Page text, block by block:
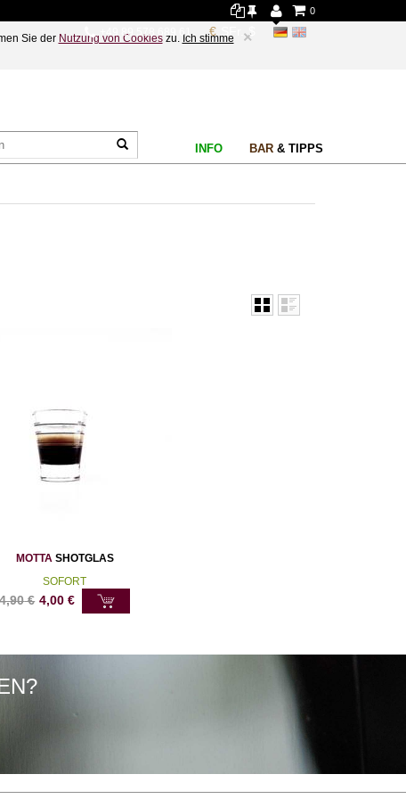
Sie der Nutzung von Cookieszu. Ich stimme
×
0
+49 89 578 689 61
BAR& TIPPS
INFO
MOTTASHOTGLAS
SOFORT
4,90€ 4,00 €